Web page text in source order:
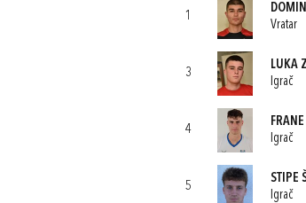
1
Vratar
3
LUKA
Igrač
4
Igrač
5
STIPE
Igrač